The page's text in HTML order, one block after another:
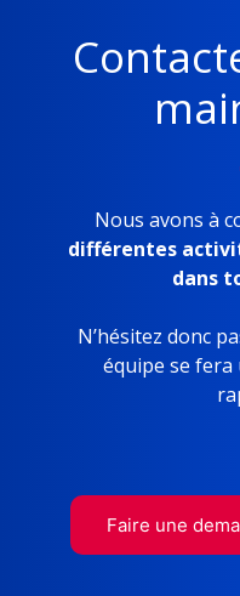
Nous avons à
différentes
dans
N’hésitez donc
équipe se
Faire une